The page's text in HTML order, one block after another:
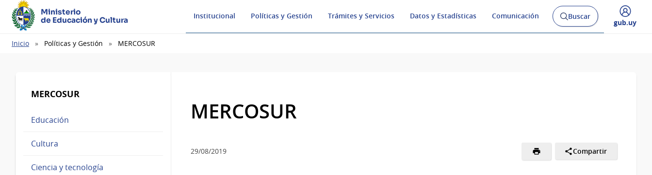
Ministerio
de Educación y Cultura
Institucional Políticas y Gestión Trámites y Servicios Datos y Estadísticas Comunicación
Abrir
buscador
Buscar
Desplegar
gub.uy
Ruta
Inicio Políticas y Gestión MERCOSUR
MERCOSUR
Educación
Cultura
Ciencia y tecnología
MERCOSUR
29/08/2019 Compartir